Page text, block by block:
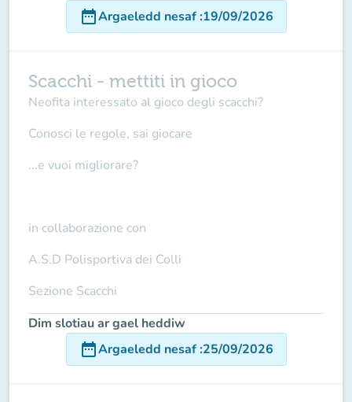
date_rangeArgaeledd nesaf:19/09/2026
Scacchi - mettiti in gioco
Neofita interessato al gioco degli scacchi?
Conosci le regole, sai giocare
...e vuoi migliorare?
in collaborazione con
A.S.D Polisportiva dei Colli
Sezione Scacchi
Dim slotiau ar gael heddiw
date_rangeArgaeledd nesaf:25/09/2026